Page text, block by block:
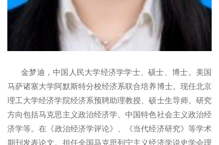
金梦迪 ， 中国人民大学经济学学士、硕士 博士。 美国
马萨诸塞大学阿默斯特分校经济系联合培养博士。现任北京
理工大学经济学院经济系预聘助理教授 、硕士生导师。 研究
方向包括马克思主义政治经济学
中国特色社会主义政治经
济学等。在 《政治经济学评论》、《当代经济研究》 等学术
期刊发表论文。 担任全国马克思列宁主义经济学说史学会理